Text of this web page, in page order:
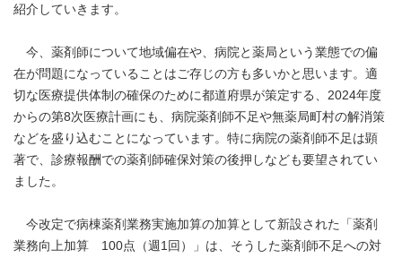
紹介していきます。
今、薬剤師について地域偏在や、病院と薬局という業態での偏
在が問題になっていることはご存じの方も多いかと思います。適
切な医療提供体制の確保のために都道府県が策定する、2024年度
からの第8次医療計画にも、病院薬剤師不足や無薬局町村の解消策
などを盛り込むことになっています。特に病院の薬剤師不足は顕
著で、診療報酬での薬剤師確保対策の後押しなども要望されてい
ました。
今改定で病棟薬剤業務実施加算の加算として新設された「薬剤
業務向上加算 100点（週1回）」は、そうした薬剤師不足への対